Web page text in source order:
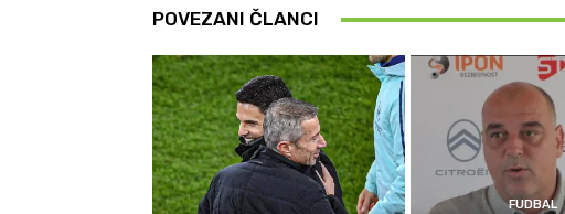
POVEZANI ČLANCI
FUDBAL